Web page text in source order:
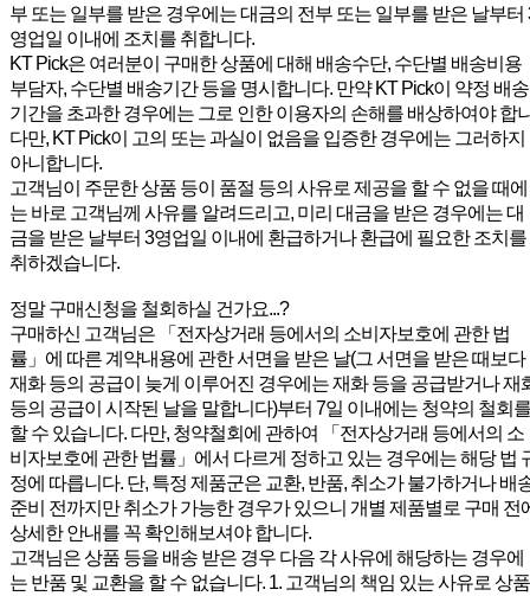
부 또는 일부를 받은 경우에는 대금의 전부 또는 일부를 받은 날부터
영업일 이내에 조치를 취합니다.
KT Pick은 여러분이 구매한 상품에 대해 배송수단, 수단별 배송비용
부담자, 수단별 배송기간 등을 명시합니다. 만약 KT Pick이 약정 배송
기간을 초과한 경우에는 그로 인한 이용자의 손해를 배상하여야 합
다만, KT Pick이 고의 또는 과실이 없음을 입증한 경우에는 그러하지
아니합니다.
고객님이 주문한 상품 등이 품절 등의 사유로 제공을 할 수 없을 때에
는 바로 고객님께 사유를 알려드리고, 미리 대금을 받은 경우에는 대
금을 받은 날부터 3영업일 이내에 환급하거나 환급에 필요한 조치를
취하겠습니다.
정말 구매신청을 철회하실 건가요...?
구매하신 고객님은 「전자상거래 등에서의 소비자보호에 관한 법
률」에 따른 계약내용에 관한 서면을 받은 날(그 서면을 받은 때보다
재화 등의 공급이 늦게 이루어진 경우에는 재화 등을 공급받거나 재
등의 공급이 시작된 날을 말합니다)부터 7일 이내에는 청약의 철회를
할 수 있습니다. 다만, 청약철회에 관하여 「전자상거래 등에서의 소
비자보호에 관한 법률」에서 다르게 정하고 있는 경우에는 해당 법
정에 따릅니다. 단, 특정 제품군은 교환, 반품, 취소가 불가하거나 배
준비 전까지만 취소가 가능한 경우가 있으니 개별 제품별로 구매 전
상세한 안내를 꼭 확인해보셔야 합니다.
고객님은 상품 등을 배송 받은 경우 다음 각 사유에 해당하는 경우에
는 반품 및 교환을 할 수 없습니다. 1. 고객님의 책임 있는 사유로 상품